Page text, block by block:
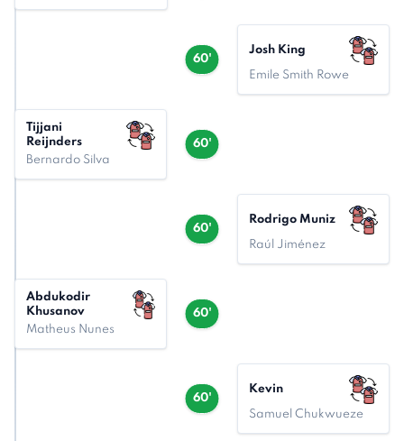
60'
Josh King
Emile Smith Rowe
60'
Tijjani
Reijnders
Bernardo Silva
60'
Rodrigo Muniz
Raúl Jiménez
60'
Abdukodir
Khusanov
Matheus Nunes
60'
Kevin
Samuel Chukwueze